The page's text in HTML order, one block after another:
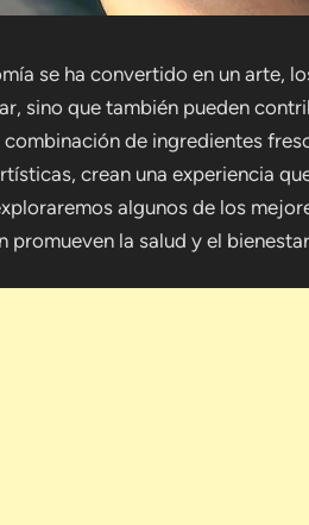
se ha convertido en un arte,
sino que también pueden
de ingredientes
crean una experiencia
algunos de los
promueven la salud y el